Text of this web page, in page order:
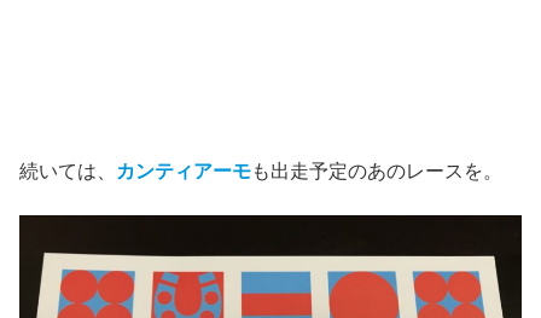
続いては、 カンティアーモも出走予定のあのレースを。